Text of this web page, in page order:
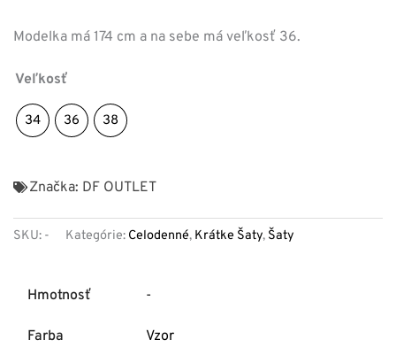
Modelka má 174 cm a na sebe má veľkosť 36.
Veľkosť
34 36 38
Značka: DF OUTLET
SKU: - Kategórie: Celodenné, Krátke Šaty, Šaty
Hmotnosť -
Farba Vzor